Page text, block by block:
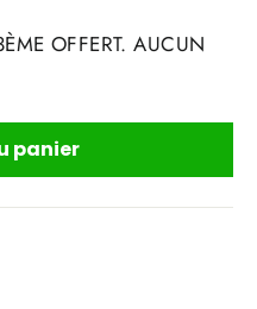
OFFERT. AUCUN
panier